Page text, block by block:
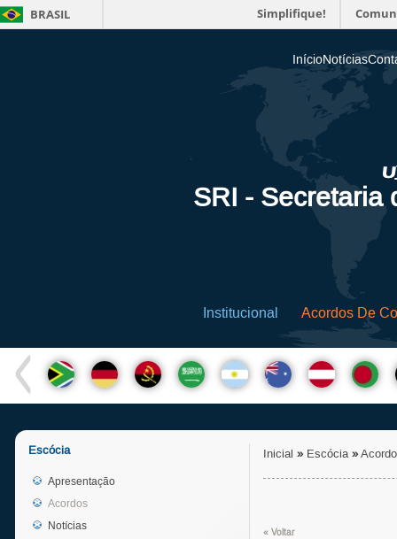
BRASIL Simplifique!
InícioNotícias
SRI - Secretaria
Institucional Acordos De
Escócia
Apresentação
Acordos
Notícias
Inicial »Escócia »
« Voltar